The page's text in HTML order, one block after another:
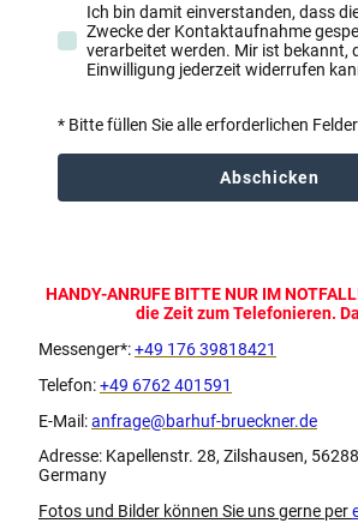
Ich bin damit einverstanden, dass
Zwecke der Kontaktaufnahme
verarbeitet werden. Mir ist bekannt,
Einwilligung jederzeit widerrufen
* Bitte füllen Sie alle erforderlichen
Abschicken
HANDY-ANRUFE BITTE NUR IM
die Zeit zum Telefonieren.
Messenger*:+49 176 39818421
Telefon:+49 6762 401591
E-Mail:anfrage@barhuf-brueckner.de
Adresse: Kapellenstr. 28, Zilshausen,
Germany
Fotos und Bilder können Sie uns gerne per